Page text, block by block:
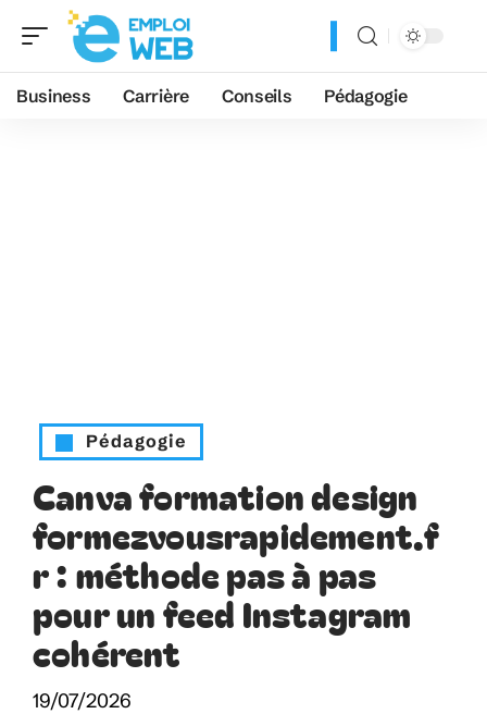
Business Carrière Conseils Pédagogie
Pédagogie
Canva formation design
formezvousrapidement.f
r : méthode pas à pas
pour un feed Instagram
cohérent
19/07/2026